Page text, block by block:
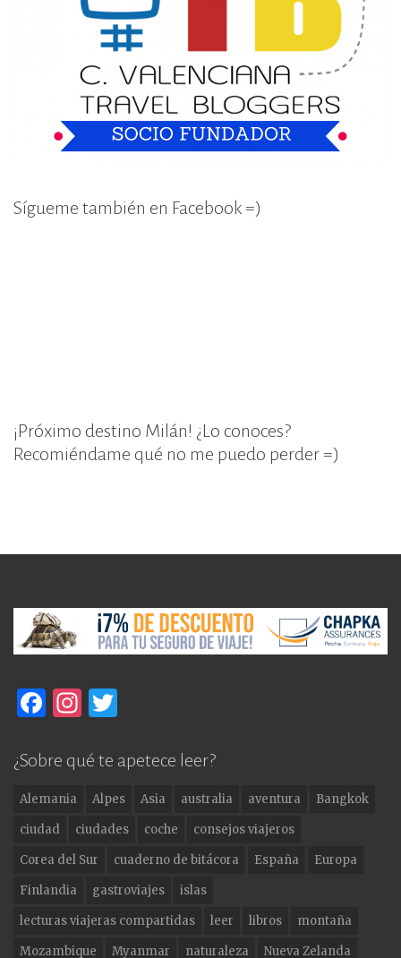
Sígueme también en Facebook =)
¡Próximo destino Milán! ¿Lo conoces?
Recomiéndame qué no me puedo perder =)
F
c
e
b
o
o
k
In
a
g
ra
m
it
te
r
¿Sobre qué te apetece leer?
Alemania Alpes Asia australia aventura
Bangkok
ciudad
ciudades coche
consejos viajeros
Corea del Sur
cuaderno de bitácora España
Europa
Finlandia
gastroviajes
islas
lecturas viajeras compartidas
leer libros
montaña
Mozambique
Myanmar naturaleza Nueva Zelanda